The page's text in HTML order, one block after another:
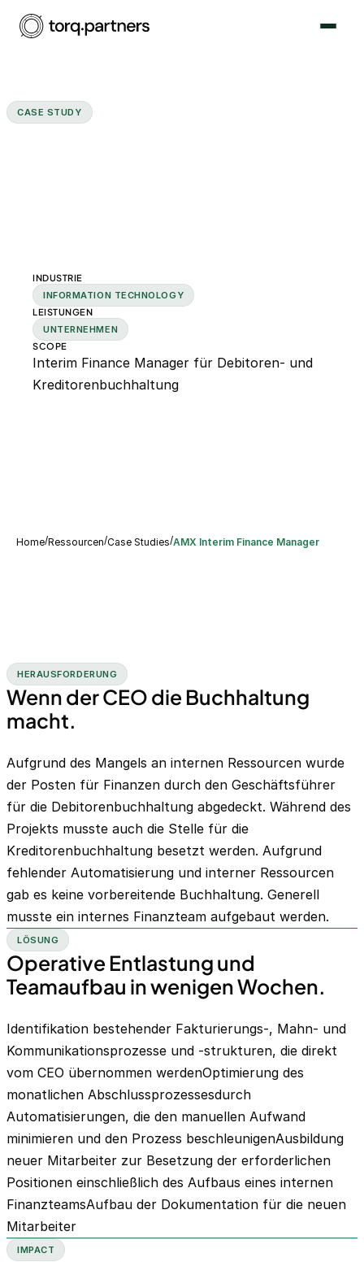
CASE STUDY
INDUSTRIE
INFORMATION TECHNOLOGY
LEISTUNGEN
UNTERNEHMEN
SCOPE
Interim Finance Manager für Debitoren- und
Kreditorenbuchhaltung
Home/Ressourcen/Case Studies/AMX Interim Finance Manager
HERAUSFORDERUNG
Wenn der CEO die Buchhaltung
macht.
Aufgrund des Mangels an internen Ressourcen wurde
der Posten für Finanzen durch den Geschäftsführer
für die Debitorenbuchhaltung abgedeckt. Während des
Projekts musste auch die Stelle für die
Kreditorenbuchhaltung besetzt werden. Aufgrund
fehlender Automatisierung und interner Ressourcen
gab es keine vorbereitende Buchhaltung. Generell
musste ein internes Finanzteam aufgebaut werden.‍
LÖSUNG
Operative Entlastung und
Teamaufbau in wenigen Wochen.
Identifikation bestehender Fakturierungs-, Mahn- und
Kommunikationsprozesse und -strukturen, die direkt
vom CEO übernommen werdenOptimierung des
monatlichen Abschlussprozessesdurch
Automatisierungen, die den manuellen Aufwand
minimieren und den Prozess beschleunigenAusbildung
neuer Mitarbeiter zur Besetzung der erforderlichen
Positionen einschließlich des Aufbaus eines internen
FinanzteamsAufbau der Dokumentation für die neuen
Mitarbeiter
IMPACT